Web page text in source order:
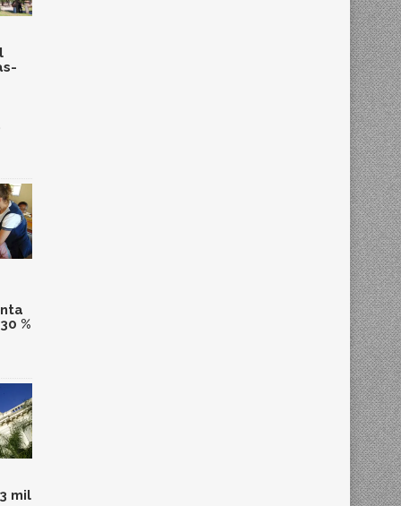
%
mil